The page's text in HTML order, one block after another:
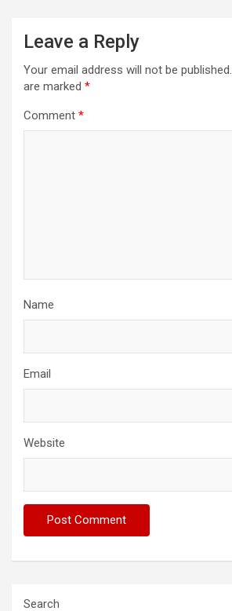
Leave a Reply
Your email address will not be published.
are marked *
Comment *
Name
Email
Website
Search